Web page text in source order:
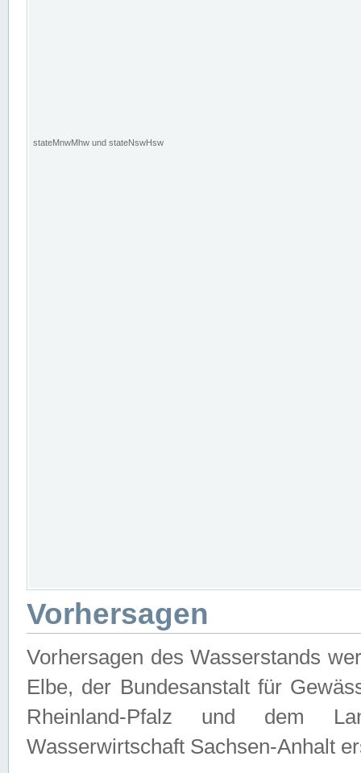
stateMnwMhw und stateNswHsw
Vorhersagen
Vorhersagen des Wasserstands
Elbe, der Bundesanstalt für
Rheinland-Pfalz und dem
Wasserwirtschaft Sachsen-Anhalt